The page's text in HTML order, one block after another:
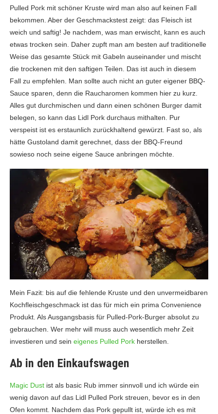
Pulled Pork mit schöner Kruste wird man also auf keinen Fall
bekommen. Aber der Geschmackstest zeigt: das Fleisch ist
weich und saftig! Je nachdem, was man erwischt, kann es auch
etwas trocken sein. Daher zupft man am besten auf traditionelle
Weise das gesamte Stück mit Gabeln auseinander und mischt
die trockenen mit den saftigen Teilen. Das ist auch in diesem
Fall zu empfehlen. Man sollte auch nicht an guter eigener BBQ-
Sauce sparen, denn die Raucharomen kommen hier zu kurz.
Alles gut durchmischen und dann einen schönen Burger damit
belegen, so kann das Lidl Pork durchaus mithalten. Pur
verspeist ist es erstaunlich zurückhaltend gewürzt. Fast so, als
hätte Gustoland damit gerechnet, dass der BBQ-Freund
sowieso noch seine eigene Sauce anbringen möchte.
Mein Fazit: bis auf die fehlende Kruste und den unvermeidbaren
Kochfleischgeschmack ist das für mich ein prima Convenience
Produkt. Als Ausgangsbasis für Pulled-Pork-Burger absolut zu
gebrauchen. Wer mehr will muss auch wesentlich mehr Zeit
investieren und sein eigenes Pulled Pork herstellen.
Ab in den Einkaufswagen
Magic Dust ist als basic Rub immer sinnvoll und ich würde ein
wenig davon auf das Lidl Pulled Pork streuen, bevor es in den
Ofen kommt. Nachdem das Pork gepullt ist, würde ich es mit